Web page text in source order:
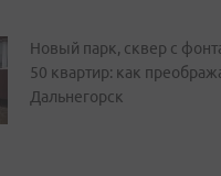
Новый парк, сквер с
50 квартир: как
Дальнегорск